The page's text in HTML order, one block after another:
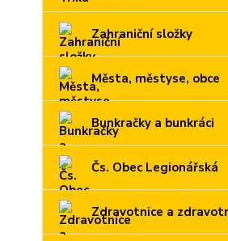
Zahraniční složky
Města, městyse, obce
Bunkračky a bunkráci
Čs. Obec Legionářská
Zdravotnice a